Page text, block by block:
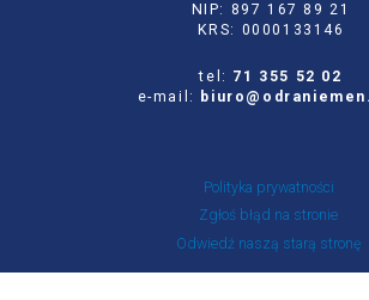
NIP: 897 167 89 21
KRS: 0000133146
tel: 71 355 52 02
e-mail:
Polityka prywatności
Zgłoś błąd na stronie
Odwiedź naszą starą stronę